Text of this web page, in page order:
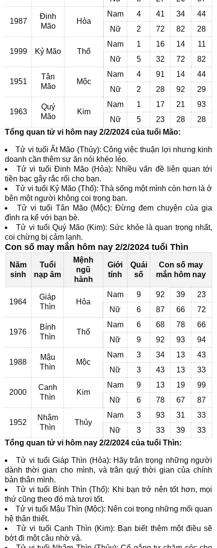
1987
Đinh
Mão
Hỏa
Nam 4 41 34
44
Nữ
2 72 82 28
1999 Kỷ Mão Thổ
Nam 1 16 14
11
Nữ
5 32 72 82
1951
Tân
Mão
Mộc
Nam 4 91 14
44
Nữ
2 28 92 29
1963
Quý
Mão
Kim
Nam 1 17 21
93
Nữ
5 23 28
28
Tổng quan tử vi hôm nay 2/2/2024 của tuổi Mão:
Tử vi tuổi Ất Mão (Thủy): Công việc thuận lợi nhưng kinh
doanh cần thêm sự ăn nói khéo léo.
Tử vi tuổi Đinh Mão (Hỏa): Nhiều vấn đề liên quan tới
tiền bạc gây rắc rối cho bạn.
Tử vi tuổi Kỷ Mão (Thổ): Thà sống một mình còn hơn là ở
bên một người không coi trọng bạn.
Tử vi tuổi Tân Mão (Mộc): Đừng đem chuyện của gia
đình ra kể với bạn bè.
Tử vi tuổi Quý Mão (Kim): Sức khỏe là quan trọng nhất,
coi chừng bị cảm lạnh.
Con số may mắn hôm nay 2/2/2024 tuổi Thìn
Năm
sinh
Tuổi
nạp âm
Mệnh
ngũ
hành
Giới
tính
Quái
số
Con số may
mắn hôm nay
1964
Giáp
Thìn
Hỏa
Nam 9 92 39
23
Nữ
6 87 66 72
1976
Bính
Thìn
Thổ
Nam 6 68 78
66
Nữ
9 92 93 94
1988
Mậu
Thìn
Mộc
Nam 3 34 13
43
Nữ
3 43 13 33
2000
Canh
Thìn
Kim
Nam 9 13 19
99
Nữ
6 78 67 87
1952
Nhâm
Thìn
Thủy
Nam 3 93 31
33
Nữ
3 33 39
33
Tổng quan tử vi hôm nay 2/2/2024 của tuổi Thìn:
Tử vi tuổi Giáp Thìn (Hỏa): Hãy trân trọng những người
dành thời gian cho mình, và trân quý thời gian của chính
bản thân mình.
Tử vi tuổi Bính Thìn (Thổ): Khi bạn trở nên tốt hơn, mọi
thứ cũng theo đó mà tươi tốt.
Tử vi tuổi Mậu Thìn (Mộc): Nên coi trọng những mối quan
hệ thân thiết.
Tử vi tuổi Canh Thìn (Kim): Bạn biết thêm một điều sẽ
bớt đi một câu nhờ vả.